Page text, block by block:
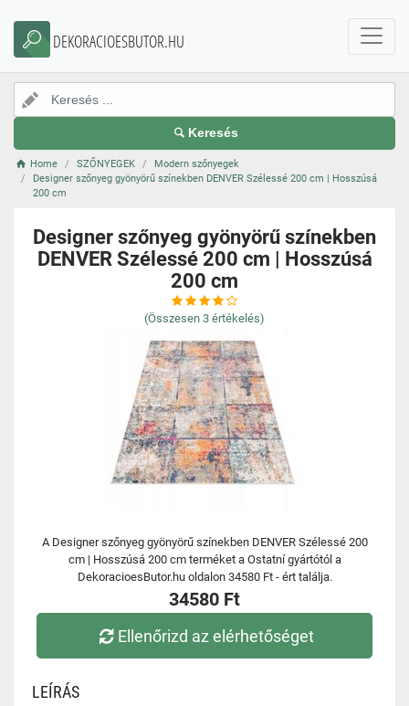
DEKORACIOESBUTOR.HU
Keresés
Home SZŐNYEGEK
Modern szőnyegek
Designer szőnyeg gyönyörű színekben DENVER Szélessé 200 cm | Hosszúsá
200 cm
Designer szőnyeg gyönyörű színekben
DENVER Szélessé 200 cm | Hosszúsá
200 cm
(Összesen 3 értékelés)
A Designer szőnyeg gyönyörű színekben DENVER Szélessé 200
cm | Hosszúsá 200 cm terméket a Ostatní gyártótól a
DekoracioesButor.hu oldalon 34580 Ft - ért találja.
34580 Ft
Ellenőrizd az elérhetőséget
LEÍRÁS